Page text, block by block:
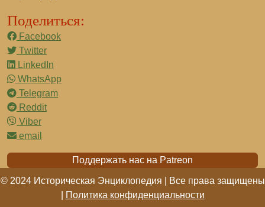
Поделиться:
Facebook
Twitter
LinkedIn
WhatsApp
Telegram
Reddit
Viber
email
Поддержать нас на Patreon
© 2024 Историческая Энциклопедия | Все права защищены
Политика конфиденциальности